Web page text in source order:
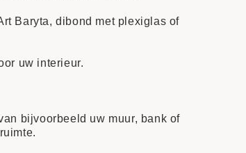
Baryta, dibond met plexiglas of
uw interieur.
bijvoorbeeld uw muur, bank of